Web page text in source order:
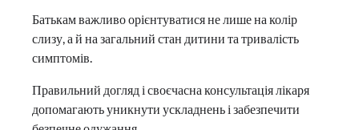
Батькам важливо орієнтуватися не лише на колір
слизу, а й на загальний стан дитини та тривалість
симптомів.
Правильний догляд і своєчасна консультація лікаря
допомагають уникнути ускладнень і забезпечити